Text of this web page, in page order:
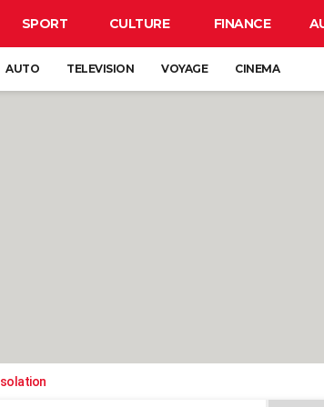
SPORT CULTURE FINANCE
AUTO TELEVISION VOYAGE CINEMA
Isolation